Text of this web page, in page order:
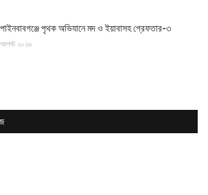
পৃথক অভিযানে মদ ও ইয়াবাসহ গ্রেফতার-৩
২০২৬